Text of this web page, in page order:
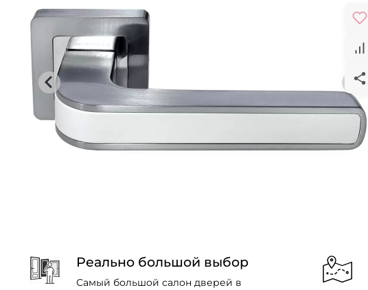
Реально большой выбор
Самый большой салон дверей в